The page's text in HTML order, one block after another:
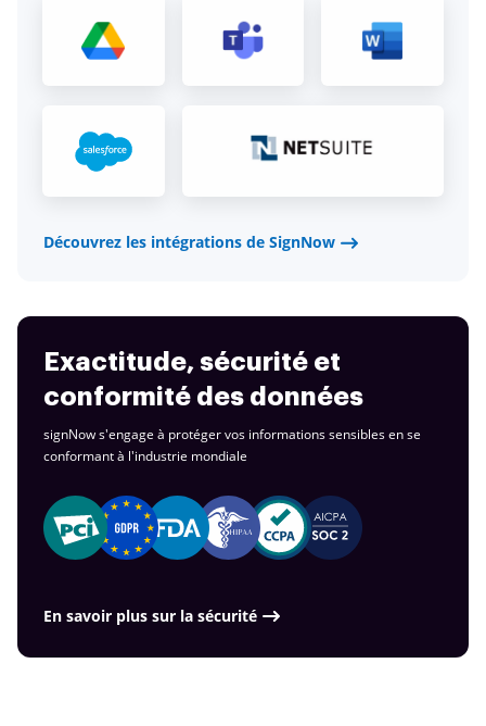
Découvrez les intégrations de SignNow
Exactitude, sécurité et
conformité des données
signNow s'engage à protéger vos informations sensibles en se
conformant à l'industrie mondiale
En savoir plus sur la sécurité